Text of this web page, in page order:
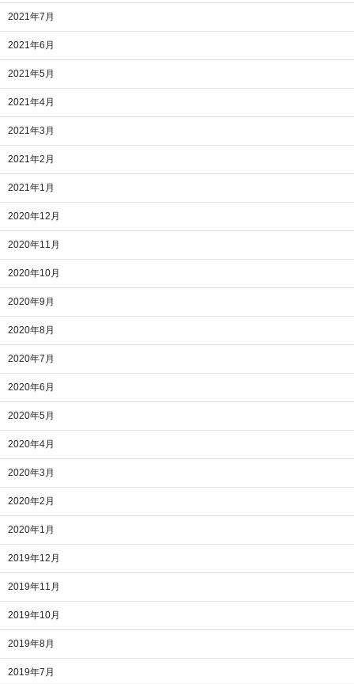
2021年7月
2021年6月
2021年5月
2021年4月
2021年3月
2021年2月
2021年1月
2020年12月
2020年11月
2020年10月
2020年9月
2020年8月
2020年7月
2020年6月
2020年5月
2020年4月
2020年3月
2020年2月
2020年1月
2019年12月
2019年11月
2019年10月
2019年8月
2019年7月